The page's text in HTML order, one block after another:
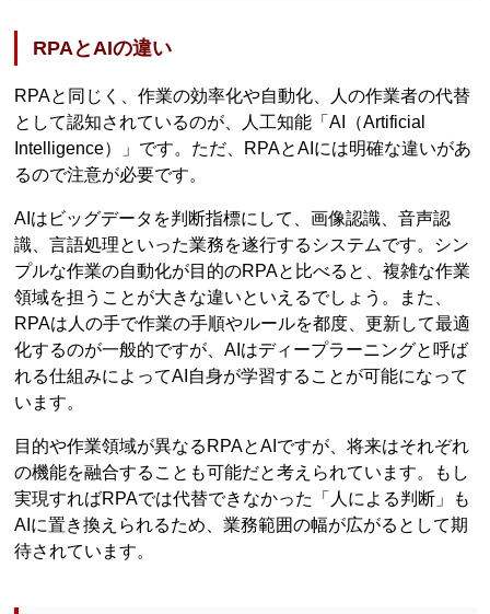
RPAとAIの違い
RPAと同じく、作業の効率化や自動化、人の作業者の代替
として認知されているのが、人工知能「AI（Artificial
Intelligence）」です。ただ、RPAとAIには明確な違いがあ
るので注意が必要です。
AIはビッグデータを判断指標にして、画像認識、音声認
識、言語処理といった業務を遂行するシステムです。シン
プルな作業の自動化が目的のRPAと比べると、複雑な作業
領域を担うことが大きな違いといえるでしょう。また、
RPAは人の手で作業の手順やルールを都度、更新して最適
化するのが一般的ですが、AIはディープラーニングと呼ば
れる仕組みによってAI自身が学習することが可能になって
います。
目的や作業領域が異なるRPAとAIですが、将来はそれぞれ
の機能を融合することも可能だと考えられています。もし
実現すればRPAでは代替できなかった「人による判断」も
AIに置き換えられるため、業務範囲の幅が広がるとして期
待されています。